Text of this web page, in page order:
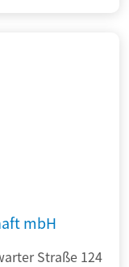
mbH
Straße 124